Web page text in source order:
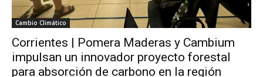
Cambio Climático
Corrientes | Pomera Maderas y Cambium
impulsan un innovador proyecto forestal
para absorción de carbono en la región